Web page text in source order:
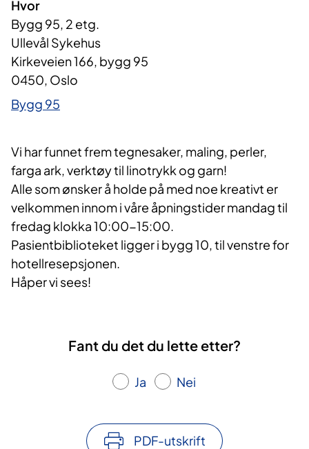
Hvor
Bygg 95, 2 etg.
Ullevål Sykehus
Kirkeveien 166, bygg 95
0450, Oslo
Bygg 95
Vi har funnet frem tegnesaker, maling, perler,
farga ark, verktøy til linotrykk og garn!
Alle som ønsker å holde på med noe kreativt er
velkommen innom i våre åpningstider mandag til
fredag klokka 10:00-15:00.
Pasientbiblioteket ligger i bygg 10, til venstre for
hotellresepsjonen.
Håper vi sees!
Fant du det du lette etter?
Ja Nei
PDF-utskrift